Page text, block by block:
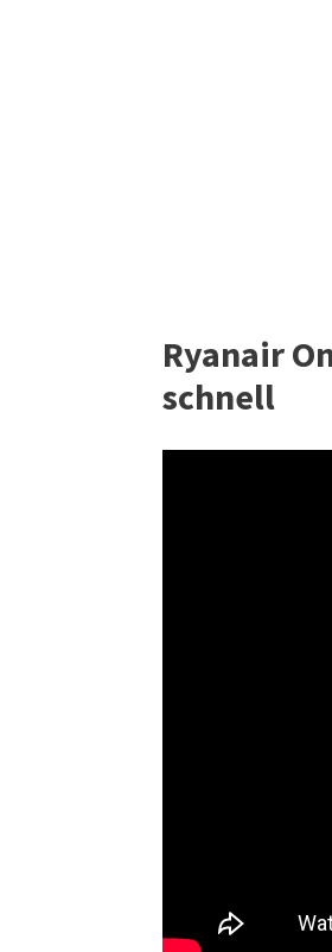
Ryanair
schnell